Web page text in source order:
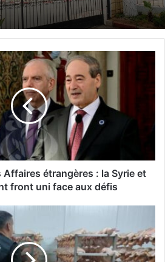
étrangères : la Syrie et
front uni face aux défis